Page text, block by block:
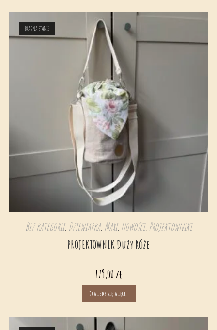
BRAK NA STANIE
Bez kategorii, Dziewiarka, Maxi,Nowości, Projektowniki
PROJEKTOWNIK Duży Róże
179,00 zł
Dowiedz się więcej